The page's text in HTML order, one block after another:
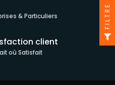
& Particuliers
client
où Satisfait
FILTRE